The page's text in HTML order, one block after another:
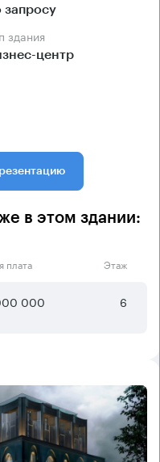
запросу
здания
центр
в этом здании:
плата Этаж
000 6